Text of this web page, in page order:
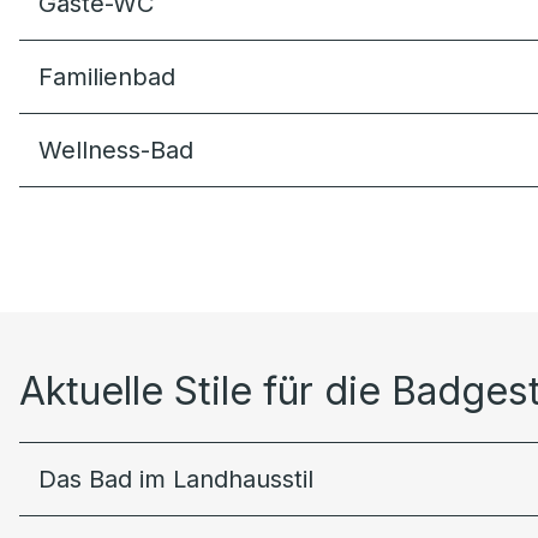
Familienbad
Wellness-Bad
Aktuelle Stile für die
Das Bad im Landhausstil